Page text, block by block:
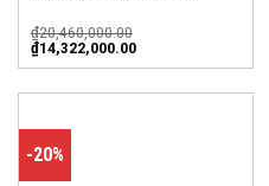
₫20,460,000.00
₫14,322,000.00
-20%